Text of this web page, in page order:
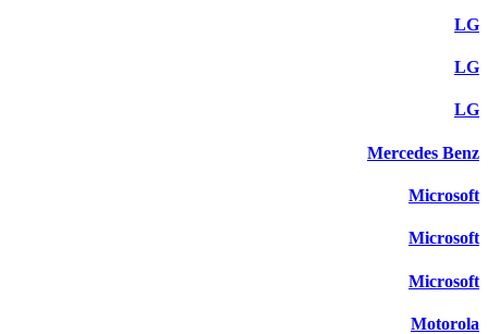
LG
LG
LG
Mercedes Benz
Microsoft
Microsoft
Microsoft
Motorola